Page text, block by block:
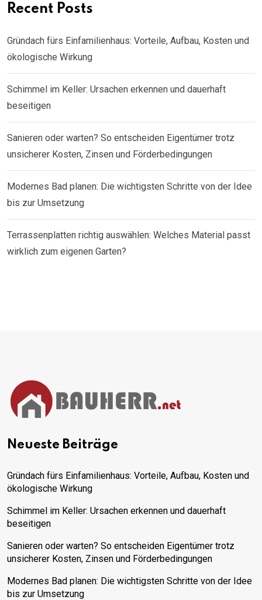
Recent Posts
Gründach fürs Einfamilienhaus: Vorteile, Aufbau, Kosten und
ökologische Wirkung
Schimmel im Keller: Ursachen erkennen und dauerhaft
beseitigen
Sanieren oder warten? So entscheiden Eigentümer trotz
unsicherer Kosten, Zinsen und Förderbedingungen
Modernes Bad planen: Die wichtigsten Schritte von der Idee
bis zur Umsetzung
Terrassenplatten richtig auswählen: Welches Material passt
wirklich zum eigenen Garten?
Neueste Beiträge
Gründach fürs Einfamilienhaus: Vorteile, Aufbau, Kosten und
ökologische Wirkung
Schimmel im Keller: Ursachen erkennen und dauerhaft
beseitigen
Sanieren oder warten? So entscheiden Eigentümer trotz
unsicherer Kosten, Zinsen und Förderbedingungen
Modernes Bad planen: Die wichtigsten Schritte von der Idee
bis zur Umsetzung